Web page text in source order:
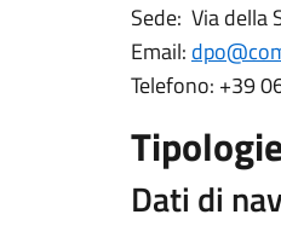
Sede: Via della
Email:
Telefono: +39
Dati di